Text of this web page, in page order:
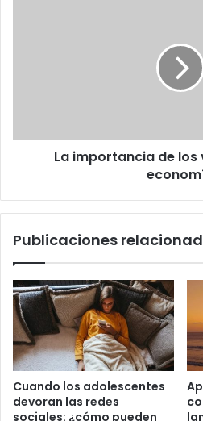
La importancia de los
Publicaciones
Cuando los adolescentes
devoran las redes
sociales: ¿cómo pueden